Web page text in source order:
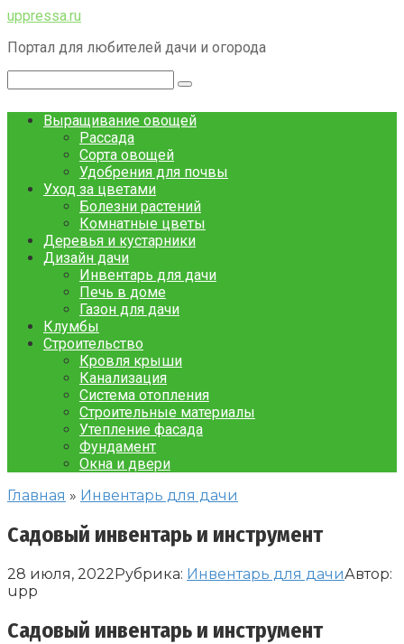
Перейти
контенту
uppressa.ru
Портал для любителей дачи и огорода
Выращивание овощей
Рассада
Сорта овощей
Удобрения для почвы
Уход за цветами
Болезни растений
Комнатные цветы
Деревья и кустарники
Дизайн дачи
Инвентарь для дачи
Печь в доме
Газон для дачи
Клумбы
Строительство
Кровля крыши
Канализация
Система отопления
Строительные материалы
Утепление фасада
Фундамент
Окна и двери
Главная » Инвентарь для дачи
Садовый инвентарь и инструмент
28 июля, 2022Рубрика: Инвентарь для дачиАвтор:
upp
Садовый инвентарь и инструмент